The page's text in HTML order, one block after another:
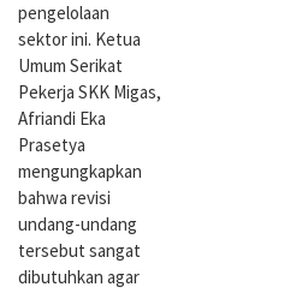
pengelolaan
sektor ini. Ketua
Umum Serikat
Pekerja SKK Migas,
Afriandi Eka
Prasetya
mengungkapkan
bahwa revisi
undang-undang
tersebut sangat
dibutuhkan agar